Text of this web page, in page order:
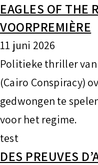
EAGLES OF THE
VOORPREMIÈRE
11 juni 2026
Politieke thriller van
(Cairo Conspiracy)
gedwongen te
voor het regime.
test
DES PREUVES